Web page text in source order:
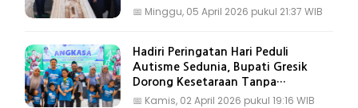
📅 Minggu, 05 April 2026 pukul 21:37 WIB
Hadiri Peringatan Hari Peduli
Autisme Sedunia, Bupati Gresik
Dorong Kesetaraan Tanpa
Diskriminasi
📅 Kamis, 02 April 2026 pukul 19:16 WIB